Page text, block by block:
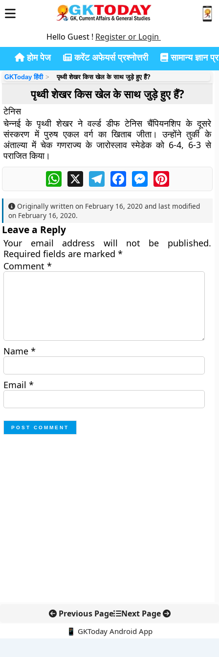
Hello Guest ! Register or Login
होम पेज करेंट अफेयर्स प्रश्नोत्तरी सामान्य ज्ञान
GKToday हिंदी पृथ्वी शेखर किस खेल के साथ जुड़े हुए हैं?
पृथ्वी शेखर किस खेल के साथ जुड़े हुए हैं?
टेनिस
चेन्नई के पृथ्वी शेखर ने वर्ल्ड डीफ टेनिस चैंपियनशिप के दूसरे
संस्करण में पुरुष एकल वर्ग का खिताब जीता। उन्होंने तुर्की के
अंताल्या में चेक गणराज्य के जारोस्लाव स्मेडेक को 6-4, 6-3 से
पराजित किया।
WhatsApp
X TelegramFacebookMessengerPinterest
Originally written on February 16, 2020 and last modified
on February 16, 2020.
Leave a Reply
Your email address will not be published.
Required fields are marked*
Comment*
Name*
Email*
Previous Page Next Page
📱 GKToday Android App